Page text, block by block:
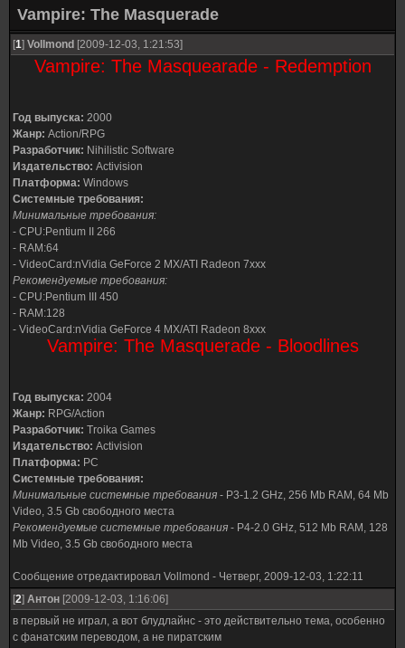
Vampire: The Masquerade
[1] Vollmond [2009-12-03, 1:21:53]
Vampire: The Masquearade - Redemption
Год выпуска: 2000
Жанр: Action/RPG
Разработчик: Nihilistic Software
Издательство: Activision
Платформа: Windows
Системные требования:
Минимальные требования:
- CPU:Pentium II 266
- RAM:64
- VideoCard:nVidia GeForce 2 MX/ATI Radeon 7xxx
Рекомендуемые требования:
- CPU:Pentium III 450
- RAM:128
- VideoCard:nVidia GeForce 4 MX/ATI Radeon 8xxx
Vampire: The Masquerade - Bloodlines
Год выпуска: 2004
Жанр: RPG/Action
Разработчик: Troika Games
Издательство: Activision
Платформа: PC
Системные требования:
Минимальные системные требования - P3-1.2 GHz, 256 Mb RAM, 64 Mb
Video, 3.5 Gb свободного места
Рекомендуемые системные требования - P4-2.0 GHz, 512 Mb RAM, 128
Mb Video, 3.5 Gb свободного места
Сообщение отредактировал Vollmond - Четверг, 2009-12-03, 1:22:11
[2] Антон [2009-12-03, 1:16:06]
в первый не играл, а вот блудлайнс - это действительно тема, особенно
с фанатским переводом, а не пиратским